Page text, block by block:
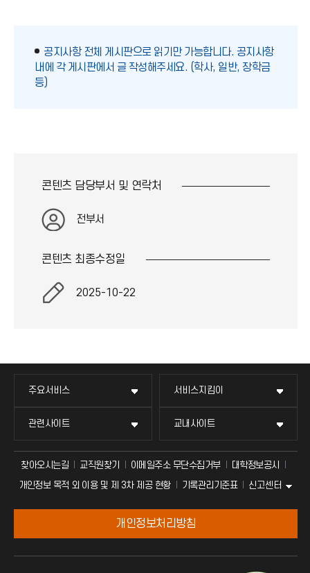
공지사항 전체 게시판으로 읽기만 가능합니다. 공지사항
내에 각 게시판에서 글 작성해주세요. (학사, 일반, 장학금
등)
콘텐츠 담당부서 및 연락처
전부서
콘텐츠 최종수정일
2025-10-22
주요서비스 서비스지킴이
관련사이트 교내사이트
찾아오시는길 교직원찾기 이메일주소 무단수집거부
대학정보공시
개인정보 목적 외 이용 및 제 3차 제공 현황
기록관리기준표 신고센터
개인정보처리방침